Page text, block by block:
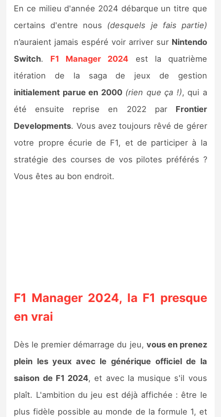
Autres tests
Précommandes
Précommandes jeux Switch 2
Sorties de jeux
Bons plans
En ce milieu d'année 2024 débarque un titre que
certains d'entre nous (desquels je fais partie)
n’auraient jamais espéré voir arriver sur Nintendo
Switch. F1 Manager 2024 est la quatrième
itération de la saga de jeux de gestion
initialement parue en 2000 (rien que ça !), qui a
été ensuite reprise en 2022 par Frontier
Developments. Vous avez toujours rêvé de gérer
votre propre écurie de F1, et de participer à la
stratégie des courses de vos pilotes préférés ?
Vous êtes au bon endroit.
F1 Manager 2024, la F1 presque
en vrai
Dès le premier démarrage du jeu, vous en prenez
plein les yeux avec le générique officiel de la
saison de F1 2024, et avec la musique s'il vous
plaît. L'ambition du jeu est déjà affichée : être le
plus fidèle possible au monde de la formule 1, et